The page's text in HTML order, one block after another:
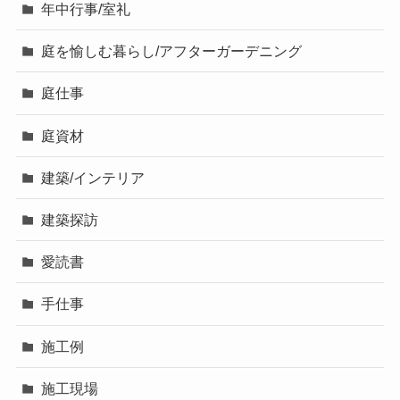
年中行事/室礼
庭を愉しむ暮らし/アフターガーデニング
庭仕事
庭資材
建築/インテリア
建築探訪
愛読書
手仕事
施工例
施工現場